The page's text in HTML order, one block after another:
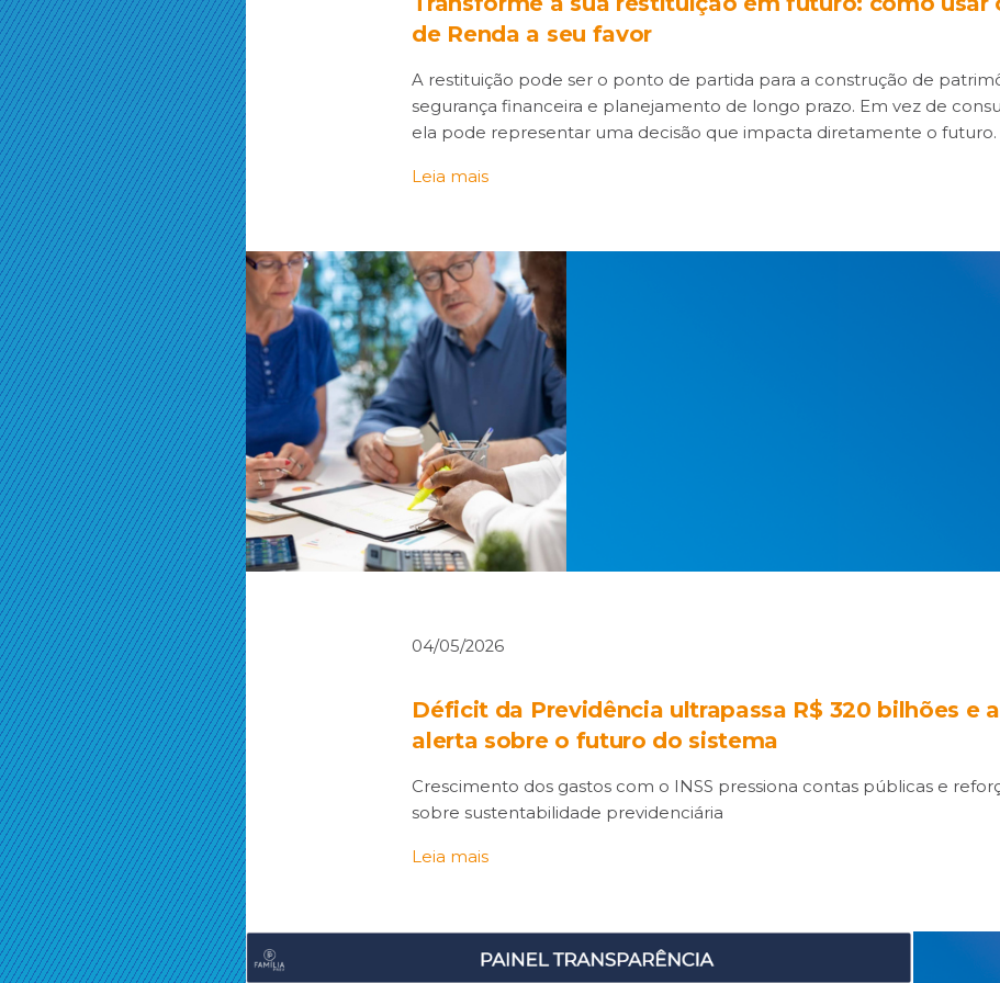
de Renda a seu favor
A restituição pode ser o ponto de partida para a construção de
segurança financeira e planejamento de longo prazo. Em vez de
ela pode representar uma decisão que impacta diretamente o futuro.
Leia mais
04/05/2026
Déficit da Previdência ultrapassa R$ 320 bilhões e
alerta sobre o futuro do sistema
Crescimento dos gastos com o INSS pressiona contas públicas e
sobre sustentabilidade previdenciária
Leia mais